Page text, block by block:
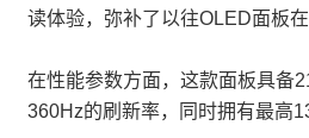
读体验，弥补了以往OLED面板
在性能参数方面，这款面板具备
360Hz的刷新率，同时拥有最高